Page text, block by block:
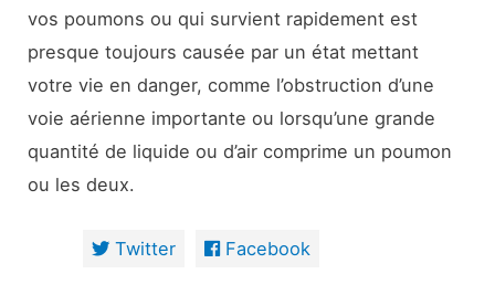
vos poumons ou qui survient rapidement est
presque toujours causée par un état mettant
votre vie en danger, comme l’obstruction d’une
voie aérienne importante ou lorsqu’une grande
quantité de liquide ou d’air comprime un poumon
ou les deux.
Twitter Facebook